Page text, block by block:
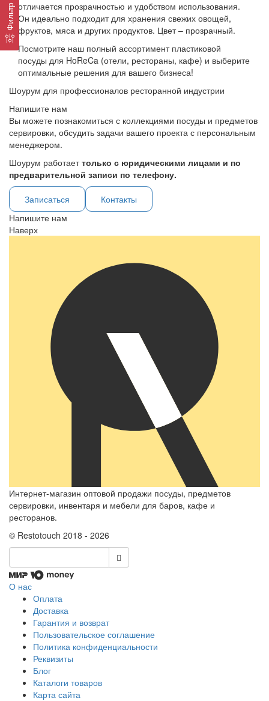
Фильтр отличается прозрачностью и удобством использования.
Он идеально подходит для хранения свежих овощей,
фруктов, мяса и других продуктов. Цвет – прозрачный.
Посмотрите наш полный ассортимент пластиковой
посуды для HoReCa (отели, рестораны, кафе) и выберите
оптимальные решения для вашего бизнеса!
Шоурум для профессионалов ресторанной индустрии
Напишите нам
Вы можете познакомиться с коллекциями посуды и предметов
сервировки, обсудить задачи вашего проекта с персональным
менеджером.
Шоурум работаеттолько с юридическими лицами и по
предварительной записи по телефону.
Записаться
Контакты
Напишите нам
Наверх
Интернет-магазин оптовой продажи посуды, предметов
сервировки, инвентаря и мебели для баров, кафе и
ресторанов.
© Restotouch 2018 - 2026
О нас
Оплата
Доставка
Гарантия и возврат
Пользовательское соглашение
Политика конфиденциальности
Реквизиты
Блог
Каталоги товаров
Карта сайта